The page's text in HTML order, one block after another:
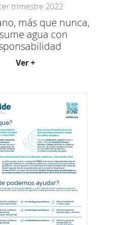
trimestre 2022
más que nunca,
agua con
Ver +